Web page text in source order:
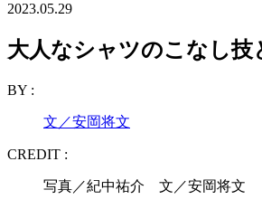
2023.05.29
大人なシャツのこなし技
BY :
文／安岡将文
CREDIT :
写真／紀中祐介 文／安岡将文